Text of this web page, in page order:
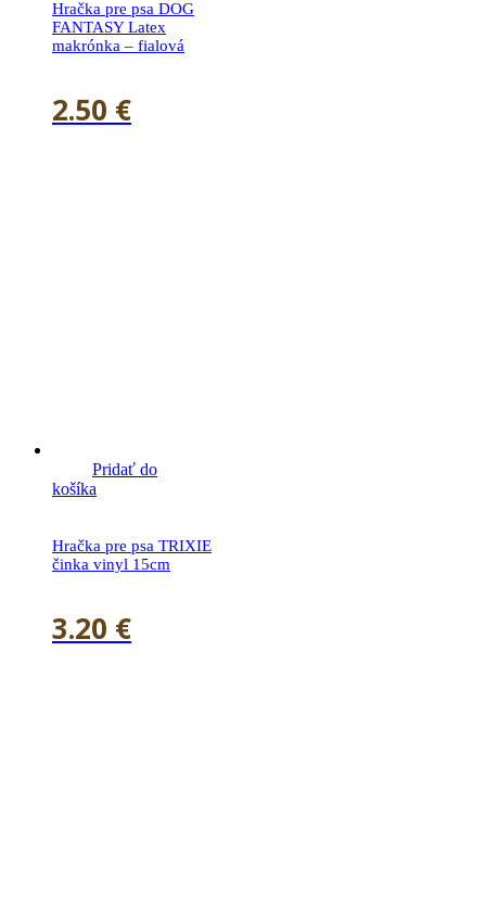
Hračka pre psa DOG
FANTASY Latex
makrónka – fialová
2.50 €
Pridať do
košíka
Hračka pre psa TRIXIE
činka vinyl 15cm
3.20 €